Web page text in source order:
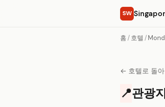
SW
홈 /호텔 /
← 호텔로 돌아
📍관광